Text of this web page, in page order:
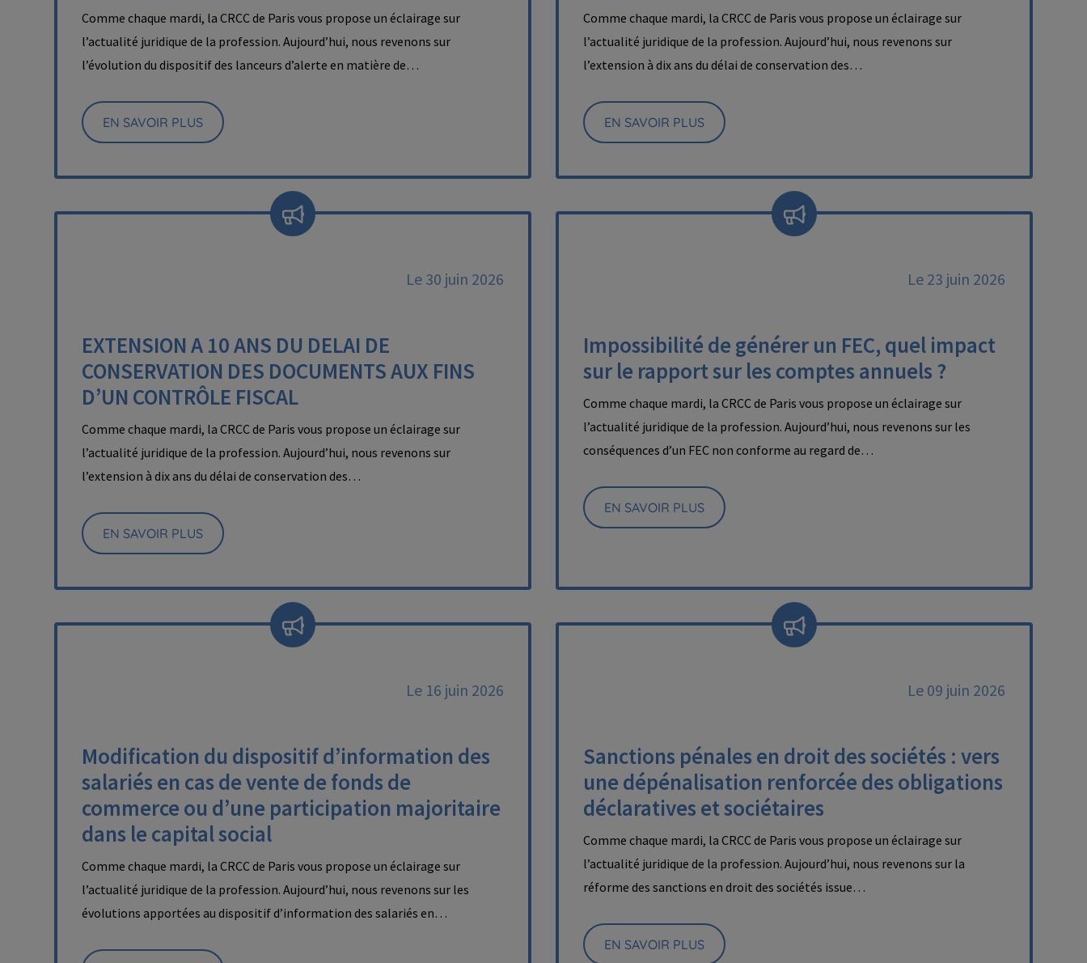
Comme chaque mardi, la CRCC de Paris vous propose un éclairage sur
l’actualité juridique de la profession. Aujourd’hui, nous revenons sur
l’évolution du dispositif des lanceurs d’alerte en matière de…
EN SAVOIR PLUS
Comme chaque mardi, la CRCC de Paris vous propose un éclairage sur
l’actualité juridique de la profession. Aujourd’hui, nous revenons sur
l’extension à dix ans du délai de conservation des…
EN SAVOIR PLUS
Le 30 juin 2026
EXTENSION A 10 ANS DU DELAI DE
CONSERVATION DES DOCUMENTS AUX FINS
D’UN CONTRÔLE FISCAL
Comme chaque mardi, la CRCC de Paris vous propose un éclairage sur
l’actualité juridique de la profession. Aujourd’hui, nous revenons sur
l’extension à dix ans du délai de conservation des…
EN SAVOIR PLUS
Le 23 juin 2026
Impossibilité de générer un FEC, quel impact
sur le rapport sur les comptes annuels ?
Comme chaque mardi, la CRCC de Paris vous propose un éclairage sur
l’actualité juridique de la profession. Aujourd’hui, nous revenons sur les
conséquences d’un FEC non conforme au regard de…
EN SAVOIR PLUS
Le 16 juin 2026
Modification du dispositif d’information des
salariés en cas de vente de fonds de
commerce ou d’une participation majoritaire
dans le capital social
Comme chaque mardi, la CRCC de Paris vous propose un éclairage sur
l’actualité juridique de la profession. Aujourd’hui, nous revenons sur les
évolutions apportées au dispositif d’information des salariés en…
Le 09 juin 2026
Sanctions pénales en droit des sociétés : vers
une dépénalisation renforcée des obligations
déclaratives et sociétaires
Comme chaque mardi, la CRCC de Paris vous propose un éclairage sur
l’actualité juridique de la profession. Aujourd’hui, nous revenons sur la
réforme des sanctions en droit des sociétés issue…
EN SAVOIR PLUS